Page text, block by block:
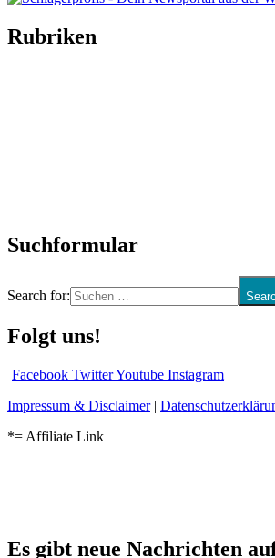
Rubriken
Suchformular
Search for:
Folgt uns!
Facebook TwitterYoutube Instagram
Impressum & Disclaimer|
*= Affiliate Link
Es gibt neue Nachrichten